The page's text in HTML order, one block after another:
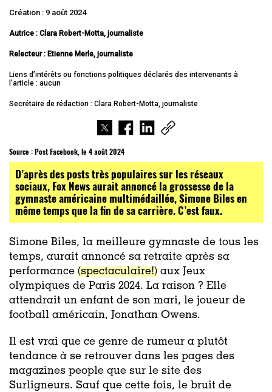
Création : 9 août 2024
Autrice : Clara Robert-Motta, journaliste
Relecteur : Etienne Merle, journaliste
Liens d’intérêts ou fonctions politiques déclarés des intervenants à
l’article : aucun
Secrétaire de rédaction : Clara Robert-Motta, journaliste
Source :Post Facebook, le 4 août 2024
D’après des posts très populaires sur les réseaux
sociaux, Fox News aurait annoncé la grossesse de la
gymnaste américaine multimédaillée, Simone Biles en
même temps que la fin de sa carrière. C’est faux.
Simone Biles, la meilleure gymnaste de tous les
temps, aurait annoncé sa retraite après sa
performance (spectaculaire!) aux Jeux
olympiques de Paris 2024. La raison ? Elle
attendrait un enfant de son mari, le joueur de
football américain, Jonathan Owens.
Il est vrai que ce genre de rumeur a plutôt
tendance à se retrouver dans les pages des
magazines people que sur le site des
Surligneurs. Sauf que cette fois, le bruit de